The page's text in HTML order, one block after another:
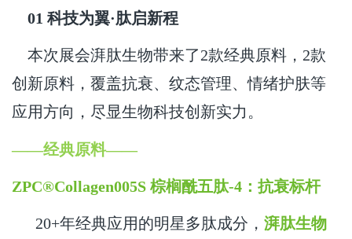
01 科技为翼·肽启新程
本次展会湃肽生物带来了2款经典原料，2款
创新原料，覆盖抗衰、纹态管理、情绪护肤等
应用方向，尽显生物科技创新实力。
——经典原料——
ZPC®Collagen005S 棕榈酰五肽-4：抗衰标杆
20+年经典应用的明星多肽成分， 湃肽生物